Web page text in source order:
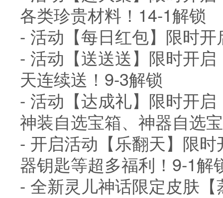
各类珍贵材料！14-1解锁
- 活动【每日红包】限时
- 活动【送送送】限时开
天连续送！9-3解锁
- 活动【达成礼】限时开
神装自选宝箱、神器自选
- 开启活动【乐翻天】限
器钥匙等超多福利！9-1解
- 全新灵儿神话限定皮肤